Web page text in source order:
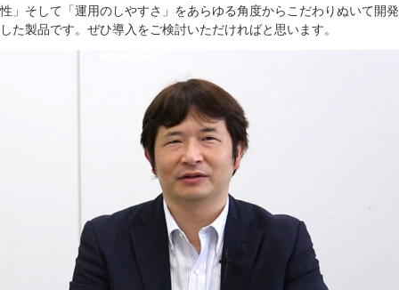
性」そして「運用のしやすさ」をあらゆる角度からこだわりぬいて開発
した製品です。ぜひ導入をご検討いただければと思います。